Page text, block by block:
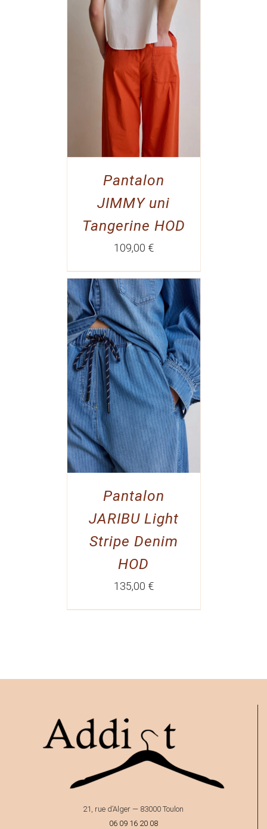
Pantalon
JIMMY uni
Tangerine HOD
109,00 €
Pantalon
JARIBU Light
Stripe Denim
HOD
135,00 €
21, rue d’Alger — 83000 Toulon
06 09 16 20 08